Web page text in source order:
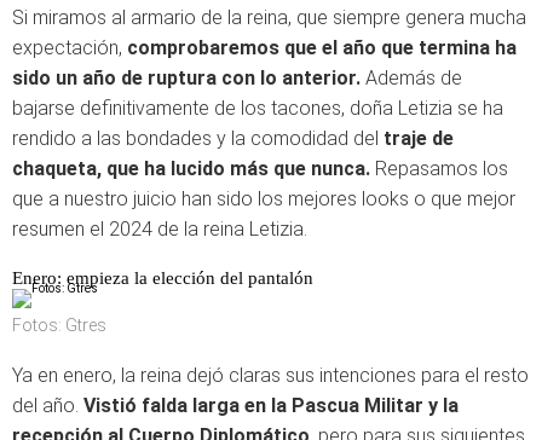
Si miramos al armario de la reina, que siempre genera mucha
expectación, comprobaremos que el año que termina ha
sido un año de ruptura con lo anterior. Además de
bajarse definitivamente de los tacones, doña Letizia se ha
rendido a las bondades y la comodidad del traje de
chaqueta, que ha lucido más que nunca. Repasamos los
que a nuestro juicio han sido los mejores looks o que mejor
resumen el 2024 de la reina Letizia.
Enero: empieza la elección del pantalón
Fotos: Gtres
Ya en enero, la reina dejó claras sus intenciones para el resto
del año. Vistió falda larga en la Pascua Militar y la